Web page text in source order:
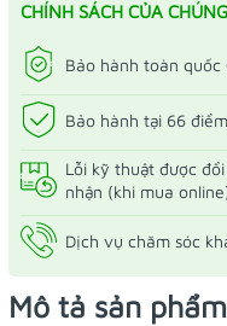
CHÍNH SÁCH CỦA
Bảo hành toàn quốc
Bảo hành tại 66
Lỗi kỹ thuật được
nhận (khi mua
Dịch vụ chăm sóc
Mô tả sản phẩm